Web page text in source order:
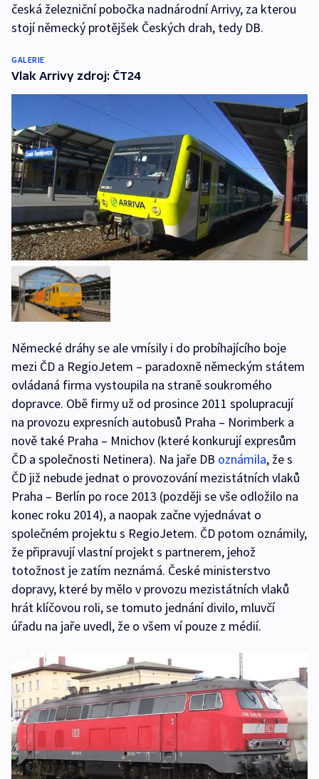
česká železniční pobočka nadnárodní Arrivy, za kterou
stojí německý protějšek Českých drah, tedy DB.
GALERIE
Vlak Arrivy zdroj: ČT24
Německé dráhy se ale vmísily i do probíhajícího boje
mezi ČD a RegioJetem – paradoxně německým státem
ovládaná firma vystoupila na straně soukromého
dopravce. Obě firmy už od prosince 2011 spolupracují
na provozu expresních autobusů Praha – Norimberk a
nově také Praha – Mnichov (které konkurují expresům
ČD a společnosti Netinera). Na jaře DB oznámila, že s
ČD již nebude jednat o provozování mezistátních vlaků
Praha – Berlín po roce 2013 (později se vše odložilo na
konec roku 2014), a naopak začne vyjednávat o
společném projektu s RegioJetem. ČD potom oznámily,
že připravují vlastní projekt s partnerem, jehož
totožnost je zatím neznámá. České ministerstvo
dopravy, které by mělo v provozu mezistátních vlaků
hrát klíčovou roli, se tomuto jednání divilo, mluvčí
úřadu na jaře uvedl, že o všem ví pouze z médií.